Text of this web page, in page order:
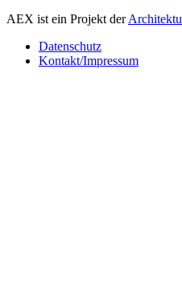
AEX ist ein Projekt der
Datenschutz
Kontakt/Impressum